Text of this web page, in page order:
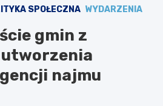
SPOŁECZNA WYDARZENIA
gmin z
najmu